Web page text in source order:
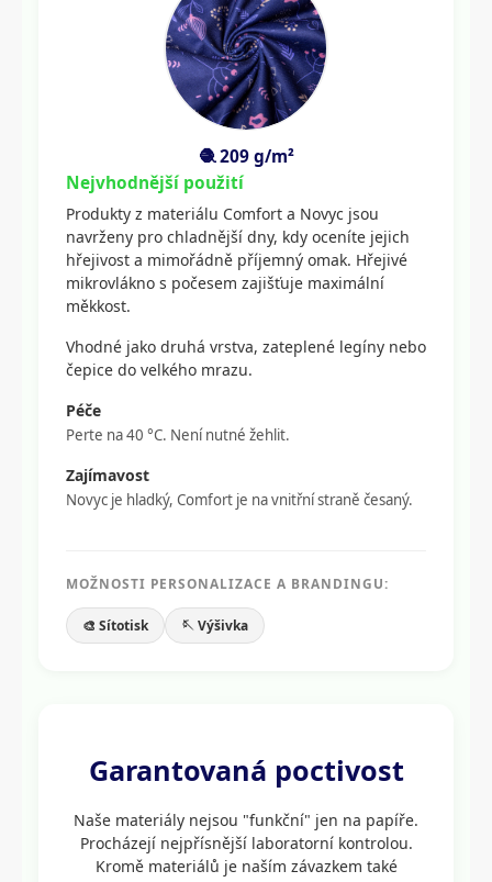
🧶 209 g/m²
Nejvhodnější použití
Produkty z materiálu Comfort a Novyc jsou
navrženy pro chladnější dny, kdy oceníte jejich
hřejivost a mimořádně příjemný omak. Hřejivé
mikrovlákno s počesem zajišťuje maximální
měkkost.
Vhodné jako druhá vrstva, zateplené legíny nebo
čepice do velkého mrazu.
Péče
Perte na 40 °C. Není nutné žehlit.
Zajímavost
Novyc je hladký, Comfort je na vnitřní straně česaný.
MOŽNOSTI PERSONALIZACE A BRANDINGU:
🎨 Sítotisk 🪡 Výšivka
Garantovaná poctivost
Naše materiály nejsou "funkční" jen na papíře.
Procházejí nejpřísnější laboratorní kontrolou.
Kromě materiálů je naším závazkem také